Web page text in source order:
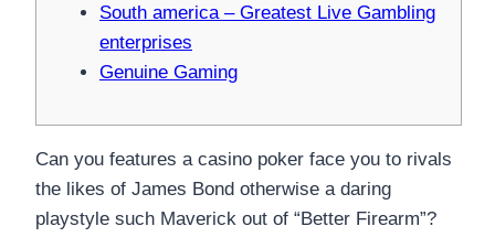
South america – Greatest Live Gambling
enterprises
Genuine Gaming
Can you features a casino poker face you to rivals
the likes of James Bond otherwise a daring
playstyle such Maverick out of “Better Firearm”?